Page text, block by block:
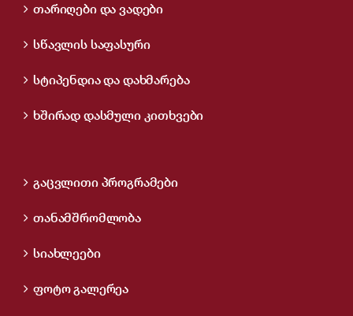
თარიღები და ვადები
სწავლის საფასური
სტიპენდია და დახმარება
ხშირად დასმული კითხვები
გაცვლითი პროგრამები
თანამშრომლობა
სიახლეები
ფოტო გალერეა